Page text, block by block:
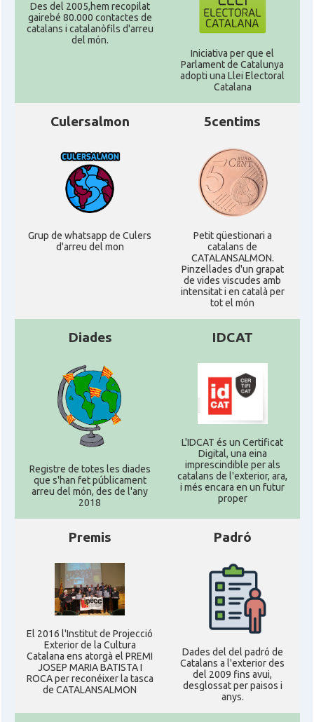
Des del 2005,hem recopilat
gairebé 80.000 contactes de
catalans i catalanòfils d'arreu
del món.
Iniciativa per que el
Parlament de Catalunya
adopti una Llei Electoral
Catalana
Culersalmon
Grup de whatsapp de Culers
d'arreu del mon
5centims
Petit qüestionari a
catalans de
CATALANSALMON.
Pinzellades d'un grapat
de vides viscudes amb
intensitat i en català per
tot el món
Diades
Registre de totes les diades
que s'han fet públicament
arreu del món, des de l'any
2018
IDCAT
L'IDCAT és un Certificat
Digital, una eina
imprescindible per als
catalans de l'exterior, ara,
i més encara en un futur
proper
Premis
El 2016 l'Institut de Projecció
Exterior de la Cultura
Catalana ens atorgà el PREMI
JOSEP MARIA BATISTA I
ROCA per reconéixer la tasca
de CATALANSALMON
Padró
Dades del del padró de
Catalans a l'exterior des
del 2009 fins avui,
desglossat per paisos i
anys.